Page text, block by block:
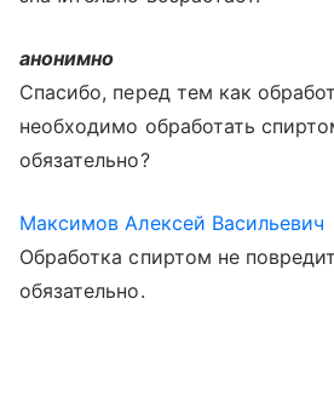
анонимно
Спасибо, перед тем как
необходимо обработать
обязательно?
Максимов Алексей Васильевич
Обработка спиртом не
обязательно.